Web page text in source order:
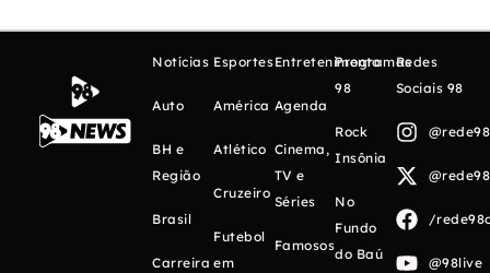
Notícias
Auto
BH e
Região
Brasil
Carreira
Esportes
América
Atlético
Cruzeiro
Futebol
em
Entretenimento
Agenda
Cinema,
TV e
Séries
Famosos
Programas
98
Rock
Insônia
No
Fundo
do Baú
Redes
Sociais 98
/
@98live